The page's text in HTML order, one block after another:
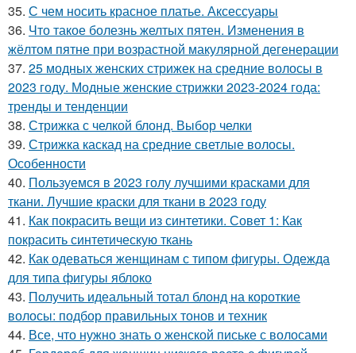
35. С чем носить красное платье. Аксессуары
36. Что такое болезнь желтых пятен. Изменения в
жёлтом пятне при возрастной макулярной дегенерации
37. 25 модных женских стрижек на средние волосы в
2023 году. Модные женские стрижки 2023-2024 года:
тренды и тенденции
38. Стрижка с челкой блонд. Выбор челки
39. Стрижка каскад на средние светлые волосы.
Особенности
40. Пользуемся в 2023 голу лучшими красками для
ткани. Лучшие краски для ткани в 2023 году
41. Как покрасить вещи из синтетики. Совет 1: Как
покрасить синтетическую ткань
42. Как одеваться женщинам с типом фигуры. Одежда
для типа фигуры яблоко
43. Получить идеальный тотал блонд на короткие
волосы: подбор правильных тонов и техник
44. Все, что нужно знать о женской письке с волосами